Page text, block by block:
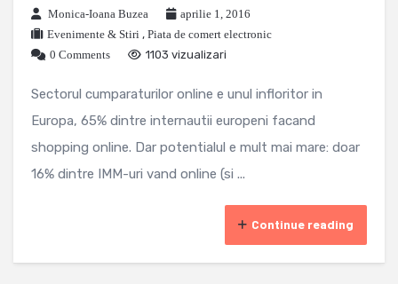
Monica-Ioana Buzea
aprilie 1, 2016
Evenimente & Stiri , Piata de comert electronic
0 Comments
1103 vizualizari
Sectorul cumparaturilor online e unul infloritor in
Europa, 65% dintre internautii europeni facand
shopping online. Dar potentialul e mult mai mare: doar
16% dintre IMM-uri vand online (si ...
Continue reading